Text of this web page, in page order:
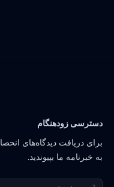
دسترسی زودهنگام
برای دریافت دیدگاه‌های
به خبرنامه ما بپیوندید.